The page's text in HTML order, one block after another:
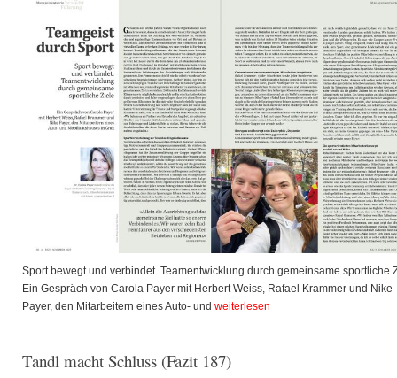
Sport bewegt und verbindet. Teamentwicklung durch gemeinsame sportliche
Ein Gespräch von Carola Payer mit Herbert Weiss, Rafael Krammer und Nike
Payer, den Mitarbeitern eines Auto- und weiterlesen
Tandl macht Schluss (Fazit 187)